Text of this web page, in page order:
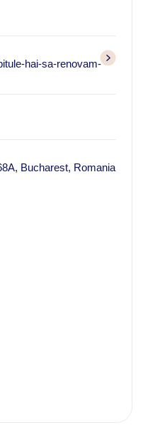
hai-sa-renovam-
Bucharest, Romania